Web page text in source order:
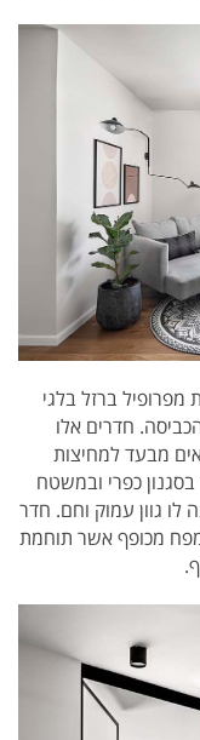
מפרופיל ברזל בלגי
חדרים אלו
מבעד למחיצות
כפרי ובמשטח
לו גוון עמוק וחם. חדר
מכופף אשר תוחמת